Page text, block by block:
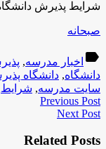
شرایط پذیرش
صبحانه
label اخبار مدرسه,
دانشگاه, دانشگاه
سایت مدرسه, شرایط
Previous Post
Next Post
Related Posts